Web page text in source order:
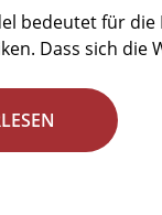
bedeutet für
Dass sich